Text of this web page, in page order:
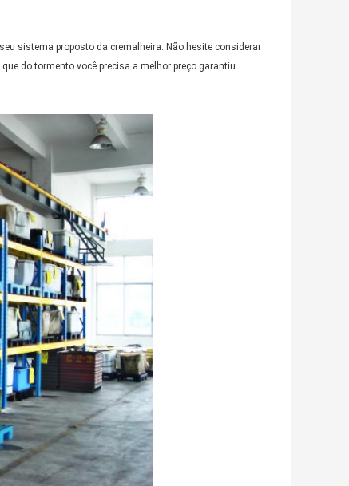
sistema proposto da cremalheira. Não hesite considerar
do tormento você precisa a melhor preço garantiu.